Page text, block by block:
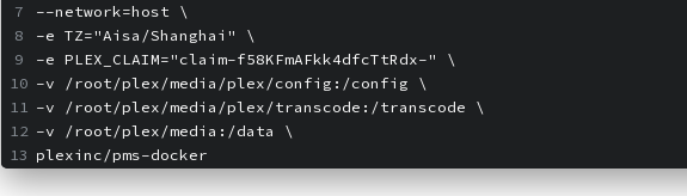
--network=host \
-e TZ="Aisa/Shanghai" \
-e PLEX_CLAIM="claim-f58KFmAFkk4dfcTtRdx-" \
-v /root/plex/media/plex/config:/config \
-v /root/plex/media/plex/transcode:/transcode \
-v /root/plex/media:/data \
plexinc/pms-docker